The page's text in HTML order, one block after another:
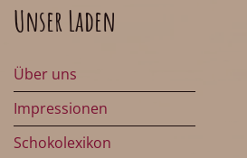
Unser Laden
Über uns
Impressionen
Schokolexikon